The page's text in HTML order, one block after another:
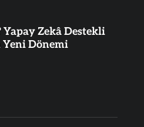
Zekâ Destekli
Yeni Dönemi